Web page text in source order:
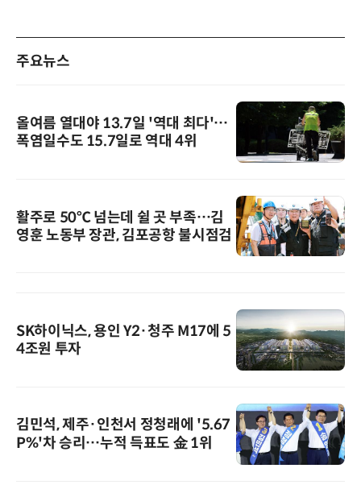
주요뉴스
올여름 열대야 13.7일 '역대 최다'…
폭염일수도 15.7일로 역대 4위
활주로 50℃ 넘는데 쉴 곳 부족…김
영훈 노동부 장관, 김포공항 불시점검
SK하이닉스, 용인 Y2·청주 M17에 5
4조원 투자
김민석, 제주·인천서 정청래에 '5.67
P%'차 승리…누적 득표도 金 1위